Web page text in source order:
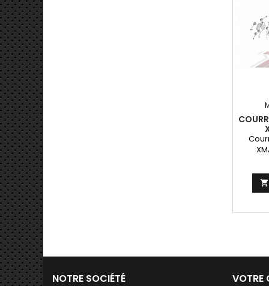

NOTRE SOCIÉTÉ VOTRE